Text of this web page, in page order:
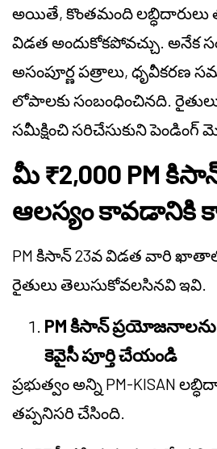
అయితే, కొంతమంది
విడత అందుకోకపోవచ్చు. అనేక
అసంపూర్ణ పత్రాలు, ధృవీకరణ
లోపాలకు సంబంధించినది.
సమీక్షించి సరిచేసుకుని పెండింగ్
మీ ₹2,000 PM
ఆలస్యం కావడానికి
PM కిసాన్ 23వ విడత వారి
రైతులు తెలుసుకోవలసినవి ఇవి.
PM కిసాన్
కెవైసీ పూర్తి చేయండి
ప్రభుత్వం అన్ని PM-KISAN
తప్పనిసరి చేసింది.